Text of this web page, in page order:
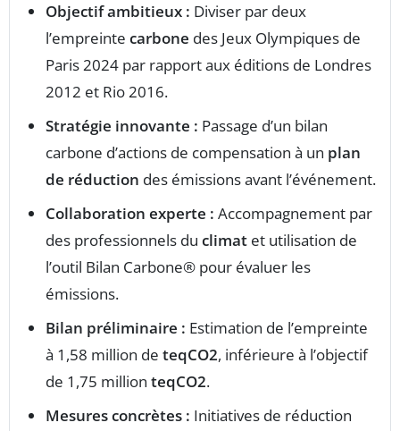
Objectif ambitieux : Diviser par deux
l’empreinte carbone des Jeux Olympiques de
Paris 2024 par rapport aux éditions de Londres
2012 et Rio 2016.
Stratégie innovante : Passage d’un bilan
carbone d’actions de compensation à un plan
de réduction des émissions avant l’événement.
Collaboration experte : Accompagnement par
des professionnels du climat et utilisation de
l’outil Bilan Carbone® pour évaluer les
émissions.
Bilan préliminaire : Estimation de l’empreinte
à 1,58 million de teqCO2, inférieure à l’objectif
de 1,75 million teqCO2.
Mesures concrètes : Initiatives de réduction